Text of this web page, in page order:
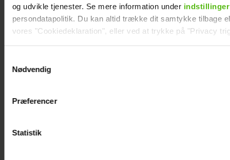
og udvikle tjenester. Se mere information under indstillinger
persondatapolitik. Du kan altid trække dit samtykke tilbage
vores "Cookiedeklaration", eller ved at trykke på "Privacy
Vi anvender egne cookies og cookies fra tredjeparter til at
generere statistik og huske dine præferencer samt til brug
Nødvendig
Præferencer
Statistik
Nyt projekt fra Christian
Tafdrup: Amagermanden